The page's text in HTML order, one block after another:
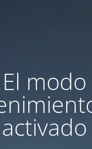
El modo
activado